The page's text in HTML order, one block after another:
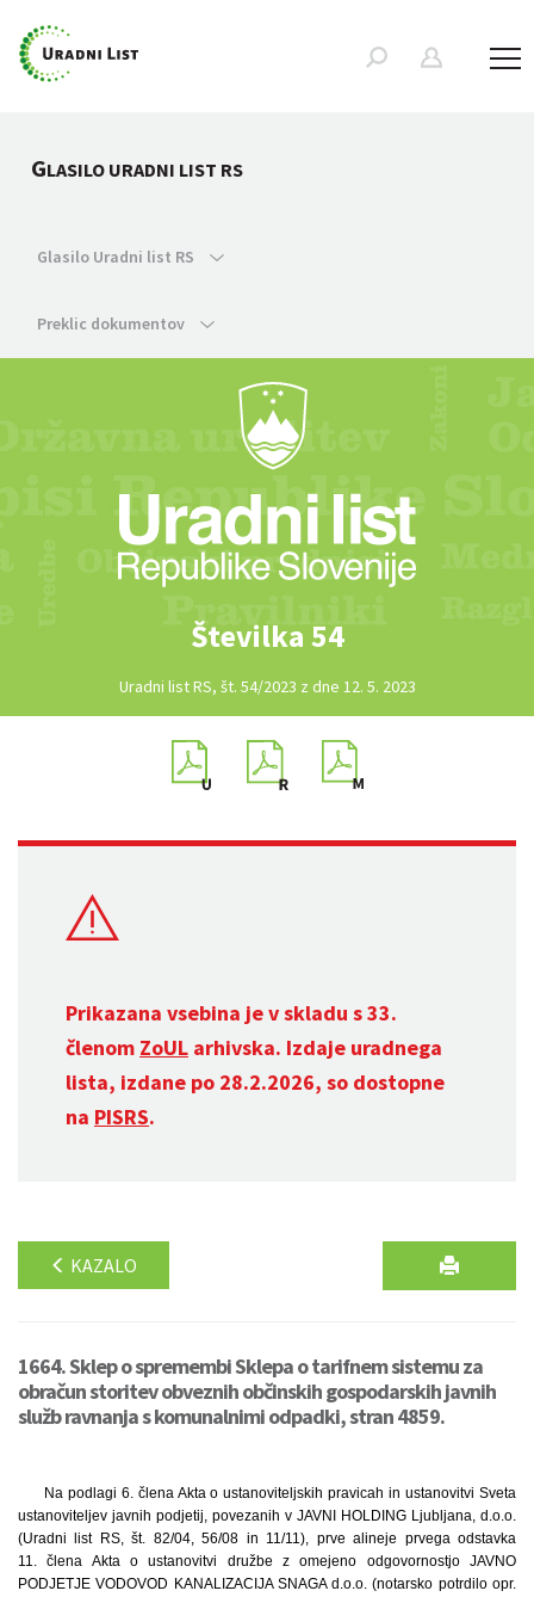
GLASILO URADNI LIST RS
Glasilo Uradni list RS
Preklic dokumentov
Številka 54
Uradni list RS, št. 54/2023 z dne 12. 5. 2023
Prikazana vsebina je v skladu s 33.
členom ZoUL arhivska. Izdaje uradnega
lista, izdane po 28.2.2026, so dostopne
na PISRS.
KAZALO
1664. Sklep o spremembi Sklepa o tarifnem sistemu za
obračun storitev obveznih občinskih gospodarskih javnih
služb ravnanja s komunalnimi odpadki, stran 4859.
Na podlagi 6. člena Akta o ustanoviteljskih pravicah in ustanovitvi Sveta
ustanoviteljev javnih podjetij, povezanih v JAVNI HOLDING Ljubljana, d.o.o.
(Uradni list RS, št. 82/04, 56/08 in 11/11), prve alineje prvega odstavka
11. člena Akta o ustanovitvi družbe z omejeno odgovornostjo JAVNO
PODJETJE VODOVOD KANALIZACIJA SNAGA d.o.o. (notarsko potrdilo opr.